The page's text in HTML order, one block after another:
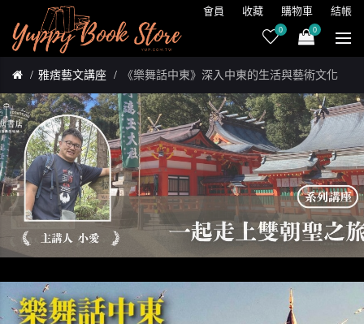
會員 收藏 購物車 結帳
0 0
雅痞藝文講座 《樂舞話中東》深入中東的生活與藝術文化